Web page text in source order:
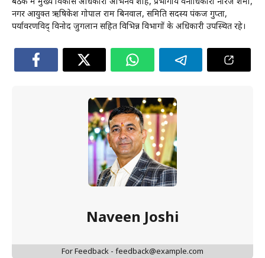
नगर आयुक्त ऋषिकेश गोपाल राम बिनवाल, समिति सदस्य पंकज गुप्ता,
पर्यावरणविद् विनोद जुगलान सहित विभिन्न विभागों के अधिकारी उपस्थित रहे।
Naveen Joshi
For Feedback - feedback@example.com